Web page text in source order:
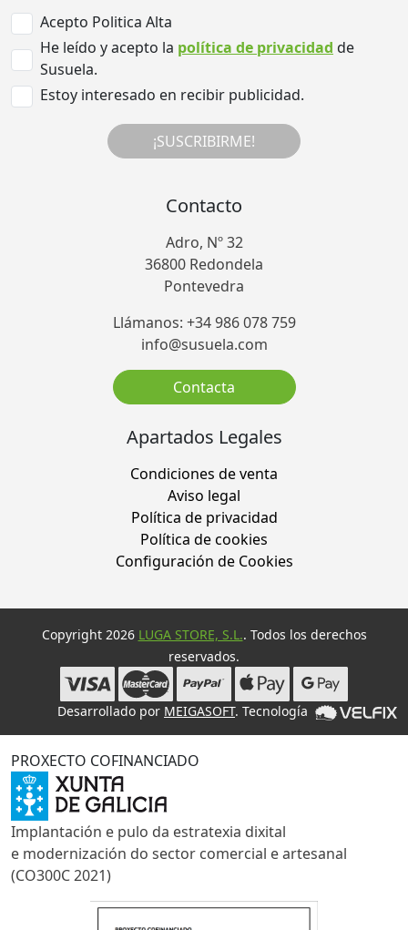
Acepto Politica Alta
He leído y acepto la política de privacidad de
Susuela.
Estoy interesado en recibir publicidad.
¡SUSCRIBIRME!
Contacto
Adro, Nº 32
36800 Redondela
Pontevedra
Llámanos: +34 986 078 759
info@susuela.com
Contacta
Apartados Legales
Condiciones de venta
Aviso legal
Política de privacidad
Política de cookies
Configuración de Cookies
Copyright 2026 LUGA STORE, S.L.. Todos los derechos
reservados.
Desarrollado por MEIGASOFT. Tecnología
PROXECTO COFINANCIADO
Implantación e pulo da estratexia dixital
e modernización do sector comercial e artesanal
(CO300C 2021)